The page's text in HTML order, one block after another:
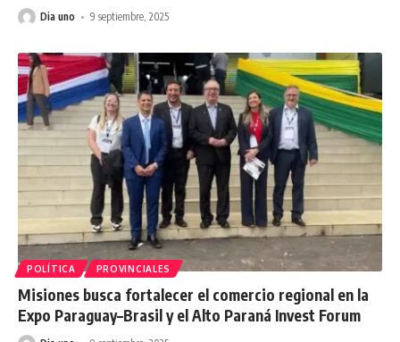
Dia uno 9 septiembre, 2025
POLÍTICA PROVINCIALES
Misiones busca fortalecer el comercio regional en la
Expo Paraguay–Brasil y el Alto Paraná Invest Forum